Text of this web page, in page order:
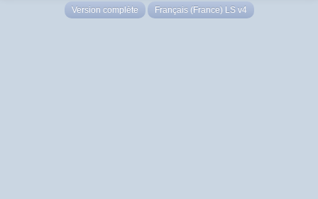
Version complète Français (France) LS v4